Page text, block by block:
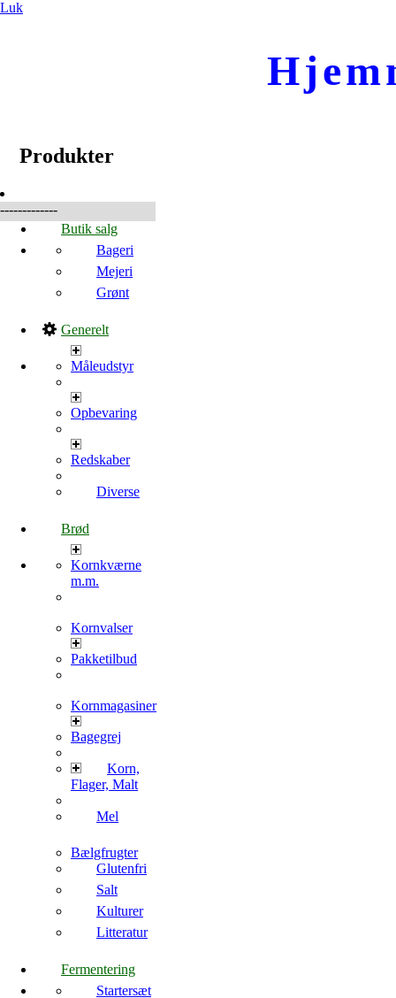
Luk
Produkter
-------------
Butik salg
Bageri
Mejeri
Grønt
Generelt
Måleudstyr
Opbevaring
Redskaber
Diverse
Brød
Kornkværne
m.m.
Kornvalser
Pakketilbud
Kornmagasiner
Bagegrej
Korn,
Flager, Malt
Mel
Bælgfrugter
Glutenfri
Salt
Kulturer
Litteratur
Fermentering
Startersæt